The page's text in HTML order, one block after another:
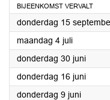
BIJEENKOMST VERVALT
donderdag 15
maandag 4 juli2022
donderdag 30 juni2022
donderdag 16 juni2022
donderdag 9 juni2022